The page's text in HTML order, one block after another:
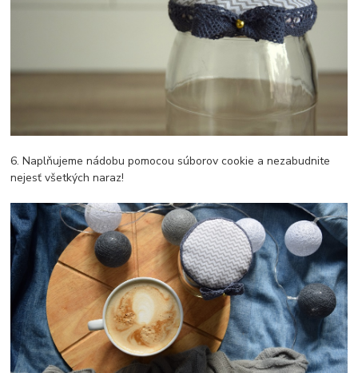
6. Naplňujeme nádobu pomocou súborov cookie a nezabudnite
nejesť všetkých naraz!